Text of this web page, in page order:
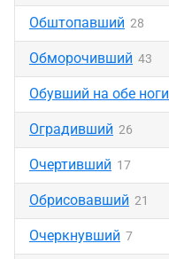
Обштопавший 28
Обморочивший 43
Обувший на обе ноги
Оградивший 26
Очертивший 17
Обрисовавший 21
Очеркнувший 7